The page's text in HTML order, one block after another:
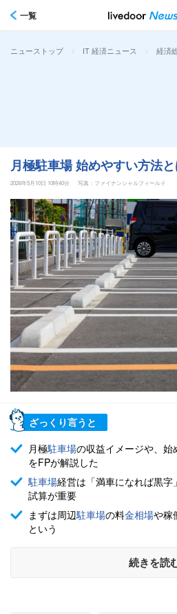
一覧
ニューストップ > IT 経済ニュース > 経済
月極駐車場 始めやすい方法
2026年5月10日 10時40分
写真：ファイナンシャルフィールド
ざっくり言うと
月極駐車場の収益イメージや、始
をFPが解説した
駐車場経営は「満車になれば黒
試算が重要
まずは周辺駐車場の料金相場や稼
という
続きを読